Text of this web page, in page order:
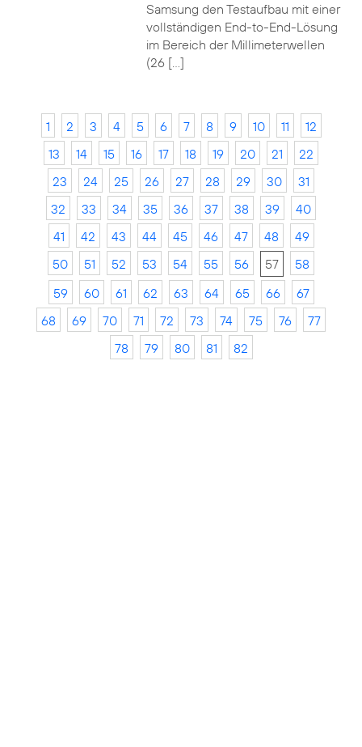
Samsung den Testaufbau mit einer
vollständigen End-to-End-Lösung
im Bereich der Millimeterwellen
(26 […]
1 2 3 4 5 6 7 8 9 10 11
12
13
14 15 16 17 18 19 20 21
22
23
24 25 26 27 28 29 30
31
32
33 34 35 36 37 38 39
40
41
42 43 44 45 46 47 48
49
50
51 52 53 54 55 56 57
58
59
60 61 62 63 64 65 66
67
68
69 70 71 72 73 74 75 76
77
78
79 80 81 82